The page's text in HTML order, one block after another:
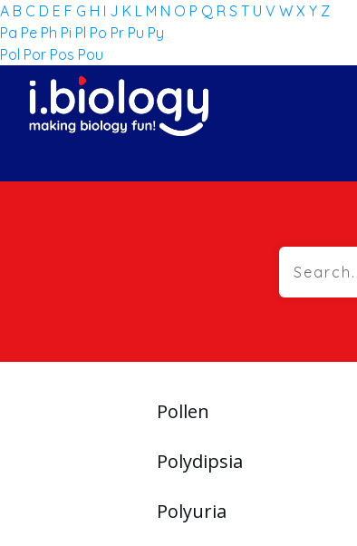
A B C D E F G H I J K L M N O P Q R S T U V W X Y Z
Pa Pe Ph Pi Pl Po Pr Pu Py
Pol Por Pos Pou
Pollen
Polydipsia
Polyuria